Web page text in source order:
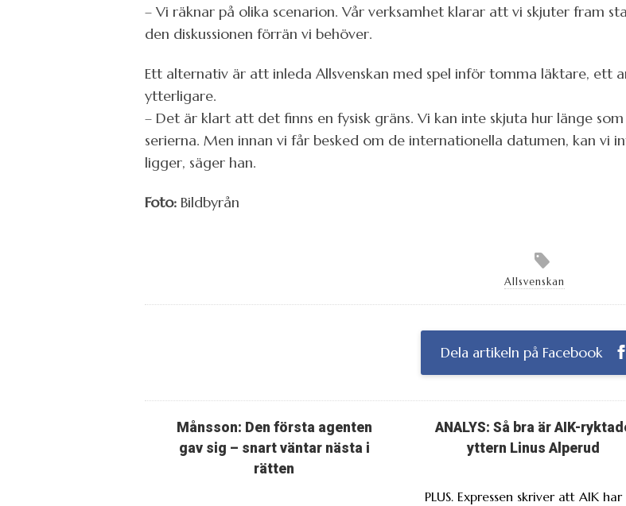
– Vi räknar på olika scenarion. Vår verksamhet klarar att vi skjuter fram
den diskussionen förrän vi behöver.
Ett alternativ är att inleda Allsvenskan med spel inför tomma läktare, ett
ytterligare.
– Det är klart att det finns en fysisk gräns. Vi kan inte skjuta hur länge
serierna. Men innan vi får besked om de internationella datumen, kan vi
ligger, säger han.
Foto: Bildbyrån
Allsvenskan
Dela artikeln på Facebook
Månsson: Den första agenten
gav sig – snart väntar nästa i
rätten
ANALYS: Så bra är AIK-
yttern Linus Alperud
PLUS. Expressen skriver att AIK har